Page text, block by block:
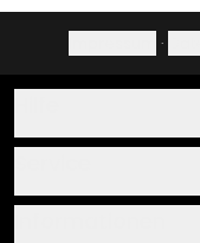
·
Über uns